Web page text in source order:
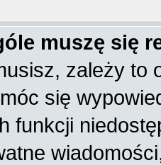
muszę się
zależy to
się
funkcji